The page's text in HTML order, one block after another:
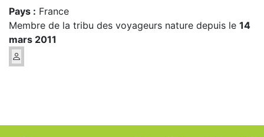
Pays : France
Membre de la tribu des voyageurs nature depuis le 14
mars 2011